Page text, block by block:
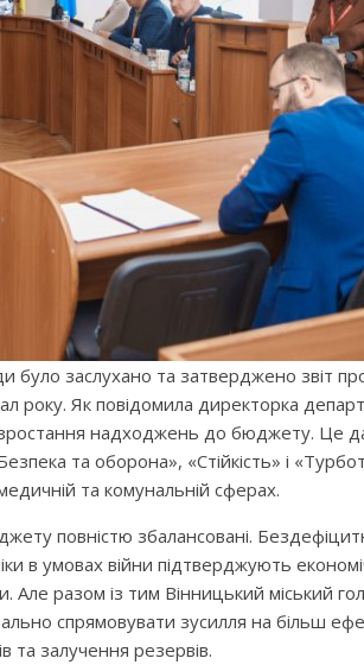
було заслухано та затверджено звіт
року. Як повідомила директорка
зростання надходжень до бюджету. Це
та оборона», «Стійкість» і
та комунальній сферах.
повністю збалансовані.
в умовах війни підтверджують
Але разом із тим Вінницький міський
спрямовувати зусилля на більш
та залучення резервів.